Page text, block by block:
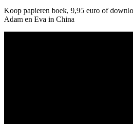
Koop papieren boek, 9,95 euro of
Adam en Eva in China